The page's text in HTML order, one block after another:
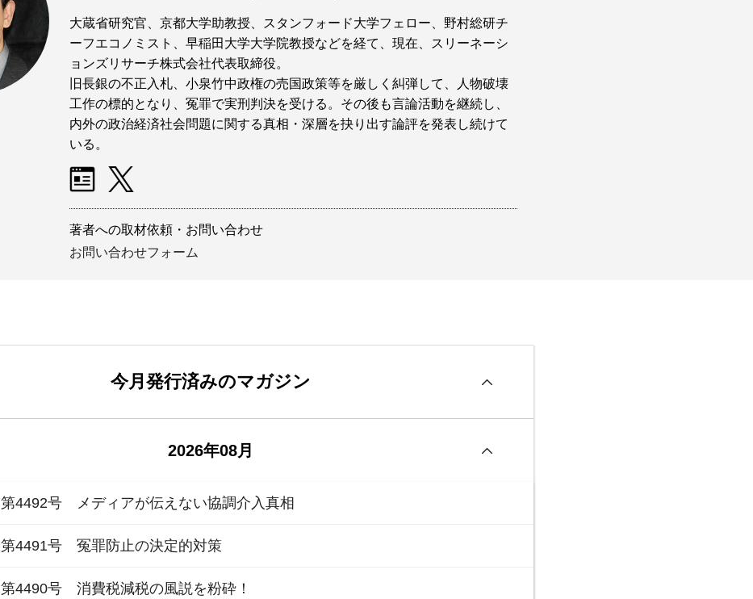
大蔵省研究官、京都大学助教授、スタンフォード大学フェロー、野村総研チ
ーフエコノミスト、早稲田大学大学院教授などを経て、現在、スリーネーシ
ョンズリサーチ株式会社代表取締役。
旧長銀の不正入札、小泉竹中政権の売国政策等を厳しく糾弾して、人物破壊
工作の標的となり、冤罪で実刑判決を受ける。その後も言論活動を継続し、
内外の政治経済社会問題に関する真相・深層を抉り出す論評を発表し続けて
いる。
著者への取材依頼・お問い合わせ
お問い合わせフォーム
今月発行済みのマガジン
2026年08月
第4492号 メディアが伝えない協調介入真相
第4491号 冤罪防止の決定的対策
第4490号 消費税減税の風説を粉砕！